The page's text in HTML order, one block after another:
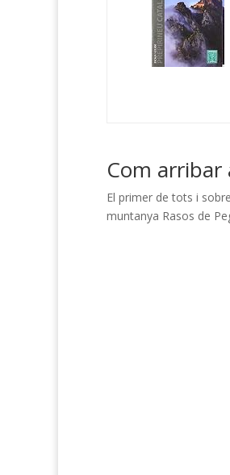
Com arribar
El primer de tots i
muntanya Rasos de